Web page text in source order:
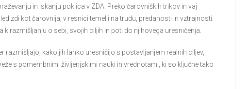
in iskanju poklica v ZDA. Preko čarovniških trikov in vaj
zdi kot čarovnija, v resnici temelji na trudu, predanosti in vztrajnosti.
razmišljanju o sebi, svojih ciljih in poti do njihovega uresničenja.
razmišljajo, kako jih lahko uresničijo s postavljanjem realnih ciljev,
s pomembnimi življenjskimi nauki in vrednotami, ki so ključne tako